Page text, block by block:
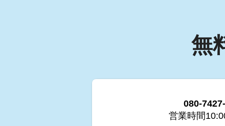
無
080-
営業時間